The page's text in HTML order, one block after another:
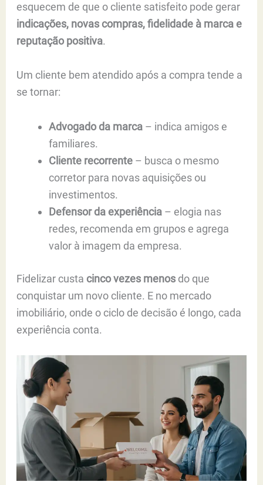
esquecem de que o cliente satisfeito pode gerar
indicações, novas compras, fidelidade à marca e
reputação positiva.
Um cliente bem atendido após a compra tende a
se tornar:
Advogado da marca– indica amigos e
familiares.
Cliente recorrente– busca o mesmo
corretor para novas aquisições ou
investimentos.
Defensor da experiência– elogia nas
redes, recomenda em grupos e agrega
valor à imagem da empresa.
Fidelizar custa cinco vezes menos do que
conquistar um novo cliente. E no mercado
imobiliário, onde o ciclo de decisão é longo, cada
experiência conta.